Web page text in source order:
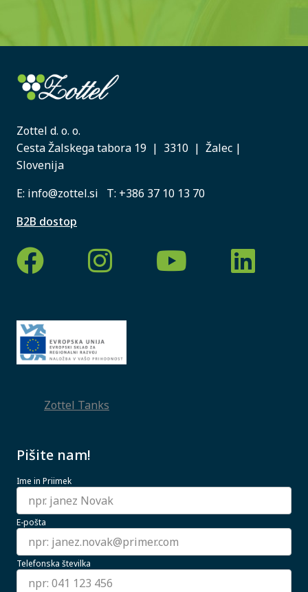
Zottel d. o. o.
Cesta Žalskega tabora 19 | 3310 | Žalec |
Slovenija
E: info@zottel.si T: +386 37 10 13 70
B2B dostop
Zottel Tanks
Pišite nam!
Ime in Priimek
E-pošta
Telefonska številka